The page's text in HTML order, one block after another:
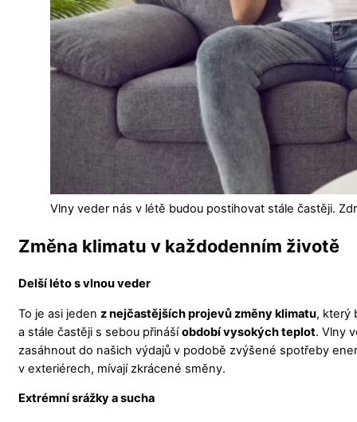
Vlny veder nás v létě budou postihovat stále častěji.
Změna klimatu v každodenním životě
Delší léto s vlnou veder
To je asi jeden z nejčastějších projevů změny klimatu, který
a stále častěji s sebou přinášíobdobí vysokých teplot. Vlny
zasáhnout do našich výdajů v podobě zvýšené spotřeby
v exteriérech, mívají zkrácené směny.
Extrémní srážky a sucha